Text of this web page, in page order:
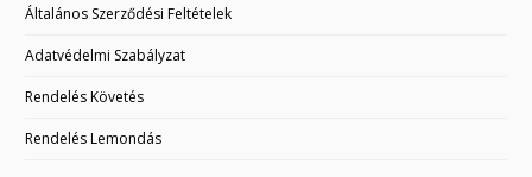
Általános Szerződési Feltételek
Adatvédelmi Szabályzat
Rendelés Követés
Rendelés Lemondás